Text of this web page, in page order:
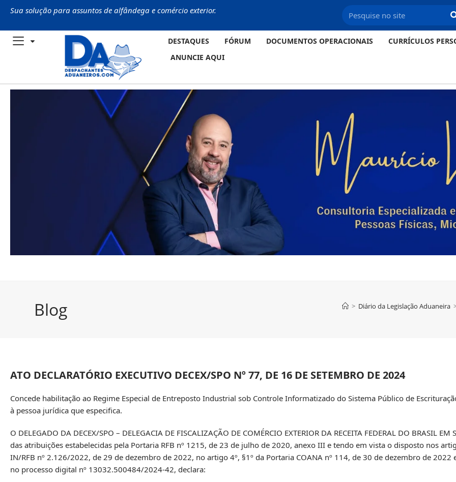
Sua solução para assuntos de alfândega e comércio exterior.
DESTAQUES FÓRUM DOCUMENTOS OPERACIONAIS CURRÍCULOS
ANUNCIE AQUI
Blog > Diário da Legislação Aduaneira
ATO DECLARATÓRIO EXECUTIVO DECEX/SPO Nº 77, DE 16 DE SETEMBRO DE 2024
Concede habilitação ao Regime Especial de Entreposto Industrial sob Controle Informatizado do Sistema Público de
à pessoa jurídica que especifica.
O DELEGADO DA DECEX/SPO – DELEGACIA DE FISCALIZAÇÃO DE COMÉRCIO EXTERIOR DA RECEITA FEDERAL DO BRASIL
das atribuições estabelecidas pela Portaria RFB nº 1215, de 23 de julho de 2020, anexo III e tendo em vista o disposto nos
IN/RFB nº 2.126/2022, de 29 de dezembro de 2022, no artigo 4º, §1º da Portaria COANA nº 114, de 30 de dezembro de 2022
no processo digital nº 13032.500484/2024-42, declara: